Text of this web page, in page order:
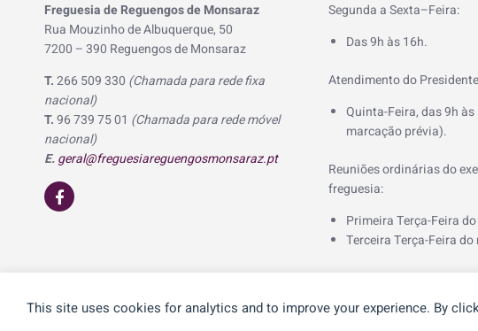
This site uses cookies for analytics and to improve your experience. By
Freguesia de Reguengos de Monsaraz
Rua Mouzinho de Albuquerque, 50
7200 – 390 Reguengos de Monsaraz
T.266 509 330 (Chamada para rede fixa
nacional)
T.96 739 75 01 (Chamada para rede móvel
nacional)
E.geral@freguesiareguengosmonsaraz.pt
F
a
c
-
Segunda a Sexta–Feira:
Das 9h às 16h.
Atendimento do
Quinta-Feira, das 9h
marcação prévia).
Reuniões ordinárias do
freguesia:
Primeira Terça-Feira
Terceira Terça-Feira
© 2026 Freguesia de Reguengos de Monsaraz | Desenvolvido porNOS®